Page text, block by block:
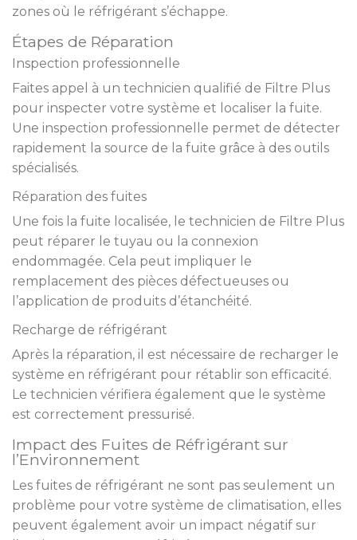
zones où le réfrigérant s’échappe.
Étapes de Réparation
Inspection professionnelle
Faites appel à un technicien qualifié de Filtre Plus
pour inspecter votre système et localiser la fuite.
Une inspection professionnelle permet de détecter
rapidement la source de la fuite grâce à des outils
spécialisés.
Réparation des fuites
Une fois la fuite localisée, le technicien de Filtre Plus
peut réparer le tuyau ou la connexion
endommagée. Cela peut impliquer le
remplacement des pièces défectueuses ou
l’application de produits d’étanchéité.
Recharge de réfrigérant
Après la réparation, il est nécessaire de recharger le
système en réfrigérant pour rétablir son efficacité.
Le technicien vérifiera également que le système
est correctement pressurisé.
Impact des Fuites de Réfrigérant sur
l’Environnement
Les fuites de réfrigérant ne sont pas seulement un
problème pour votre système de climatisation, elles
peuvent également avoir un impact négatif sur